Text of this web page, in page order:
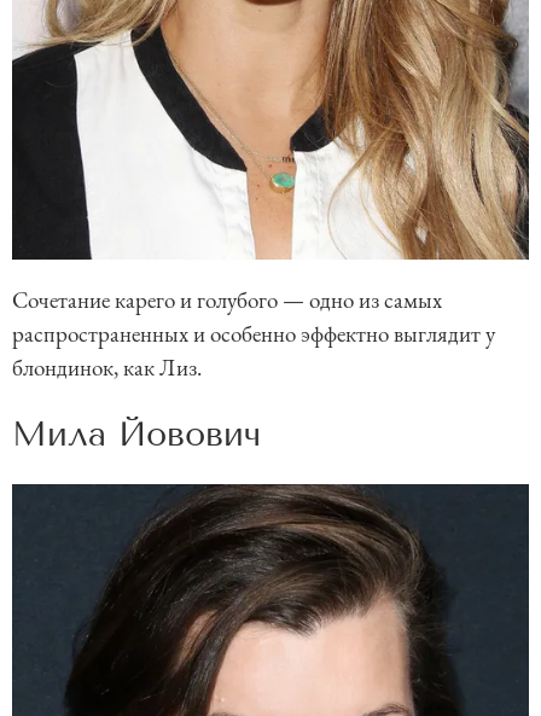
Сочетание карего и голубого — одно из самых
распространенных и особенно эффектно выглядит у
блондинок, как Лиз.
Мила Йовович